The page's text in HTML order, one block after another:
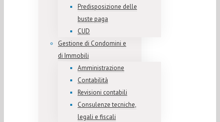
Predisposizione delle
buste paga
CUD
Gestione di Condomini e
di Immobili
Amministrazione
Contabilità
Revisioni contabili
Consulenze tecniche,
legali e fiscali